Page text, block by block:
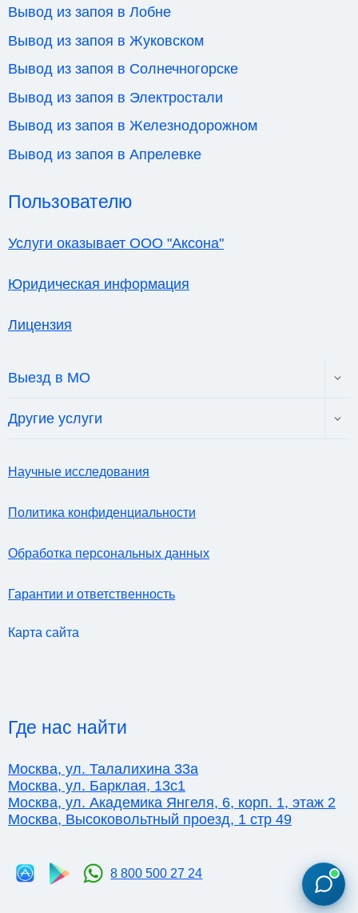
Вывод из запоя в Лобне
Вывод из запоя в Жуковском
Вывод из запоя в Солнечногорске
Вывод из запоя в Электростали
Вывод из запоя в Железнодорожном
Вывод из запоя в Апрелевке
Пользователю
Услуги оказывает ООО "Аксона"
Юридическая информация
Лицензия
Выезд в МО
child
Другие услуги
child
Научные исследования
Политика конфиденциальности
Обработка персональных данных
Гарантии и ответственность
Карта сайта
Где нас найти
Москва, ул. Талалихина 33а
Москва, ул. Барклая, 13с1
Москва, ул. Академика Янгеля, 6, корп. 1, этаж 2
Москва, Высоковольтный проезд, 1 стр 49
8 800 500 27 24